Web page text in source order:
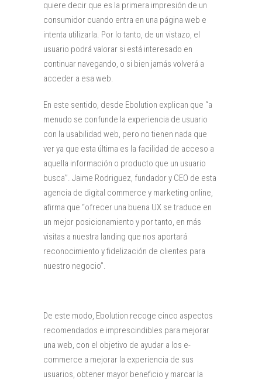
quiere decir que es la primera impresión de un
consumidor cuando entra en una página web e
intenta utilizarla. Por lo tanto, de un vistazo, el
usuario podrá valorar si está interesado en
continuar navegando, o si bien jamás volverá a
acceder a esa web.
En este sentido, desde Ebolution explican que “a
menudo se confunde la experiencia de usuario
con la usabilidad web, pero no tienen nada que
ver ya que esta última es la facilidad de acceso a
aquella información o producto que un usuario
busca”. Jaime Rodriguez, fundador y CEO de esta
agencia de digital commerce y marketing online,
afirma que “ofrecer una buena UX se traduce en
un mejor posicionamiento y por tanto, en más
visitas a nuestra landing que nos aportará
reconocimiento y fidelización de clientes para
nuestro negocio”.
De este modo, Ebolution recoge cinco aspectos
recomendados e imprescindibles para mejorar
una web, con el objetivo de ayudar a los e-
commerce a mejorar la experiencia de sus
usuarios, obtener mayor beneficio y marcar la